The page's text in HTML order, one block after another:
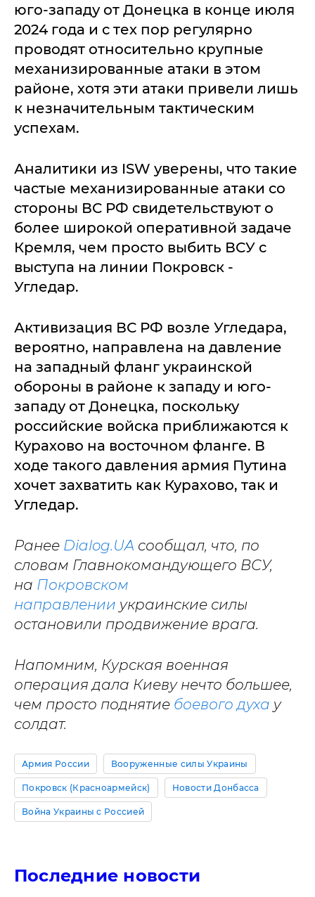
юго-западу от Донецка в конце июля
2024 года и с тех пор регулярно
проводят относительно крупные
механизированные атаки в этом
районе, хотя эти атаки привели лишь
к незначительным тактическим
успехам.
Аналитики из ISW уверены, что такие
частые механизированные атаки со
стороны ВС РФ свидетельствуют о
более широкой оперативной задаче
Кремля, чем просто выбить ВСУ с
выступа на линии Покровск -
Угледар.
Активизация ВС РФ возле Угледара,
вероятно, направлена на давление
на западный фланг украинской
обороны в районе к западу и юго-
западу от Донецка, поскольку
российские войска приближаются к
Курахово на восточном фланге. В
ходе такого давления армия Путина
хочет захватить как Курахово, так и
Угледар.
Ранее Dialog.UA сообщал, что, по
словам Главнокомандующего ВСУ,
на Покровском
направлении украинские силы
остановили продвижение врага.
Напомним, Курская военная
операция дала Киеву нечто большее,
чем просто поднятие боевого духа у
солдат.
Армия России Вооруженные силы Украины
Покровск (Красноармейск) Новости Донбасса
Война Украины с Россией
Последние новости